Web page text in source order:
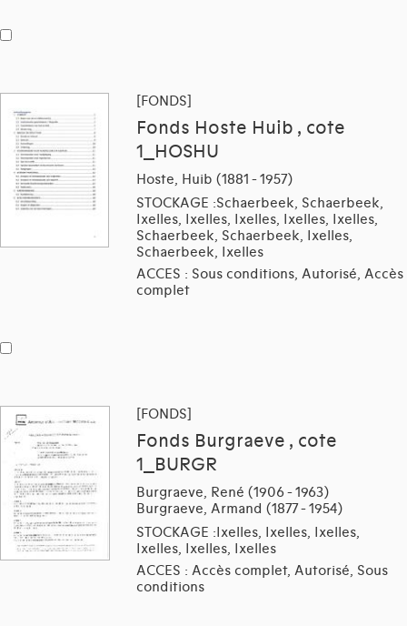
[FONDS]
Fonds Hoste Huib , cote
1_HOSHU
Hoste, Huib (1881 - 1957)
STOCKAGE :Schaerbeek, Schaerbeek,
Ixelles, Ixelles, Ixelles, Ixelles, Ixelles,
Schaerbeek, Schaerbeek, Ixelles,
Schaerbeek, Ixelles
ACCES : Sous conditions, Autorisé, Accès
complet
[FONDS]
Fonds Burgraeve , cote
1_BURGR
Burgraeve, René (1906 - 1963)
Burgraeve, Armand (1877 - 1954)
STOCKAGE :Ixelles, Ixelles, Ixelles,
Ixelles, Ixelles, Ixelles
ACCES : Accès complet, Autorisé, Sous
conditions